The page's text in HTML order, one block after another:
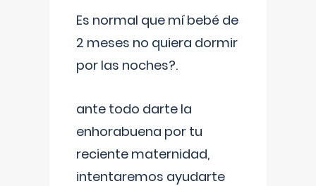
Es normal que mí bebé de
2 meses no quiera dormir
por las noches?.
ante todo darte la
enhorabuena por tu
reciente maternidad,
intentaremos ayudarte